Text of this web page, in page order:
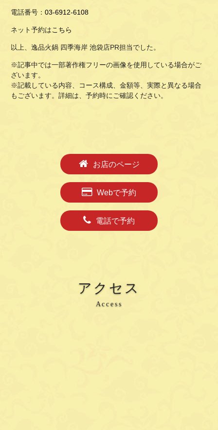
電話番号：03-6912-6108
ネット予約はこちら
以上、逸品火鍋 四季海岸 池袋店PR担当でした。
※記事中では一部著作権フリーの画像を使用している場合がご
ざいます。
※記載している内容、コース構成、金額等、実際と異なる場合
もございます。詳細は、予約時にご確認ください。
お店のページ
Webで予約
電話で予約
アクセス
Access